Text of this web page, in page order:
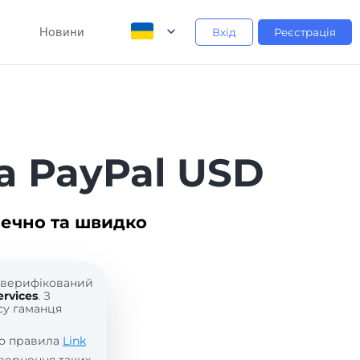
Новини Вхід Реєстрація
PayPal USD
та швидко
. З
гаманця
правила Link